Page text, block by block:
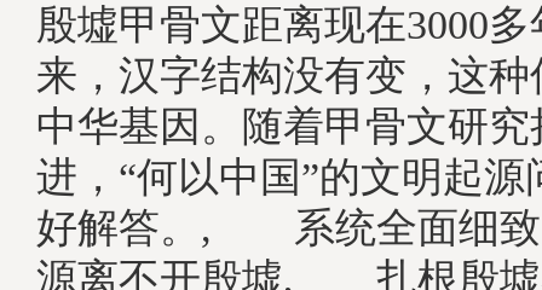
殷墟甲骨文距离现在3000
来，汉字结构没有变，这
中华基因。随着甲骨文研究
进，“何以中国”的文明起
好解答。, 系统全面细致
源离不开殷墟, 扎根殷墟